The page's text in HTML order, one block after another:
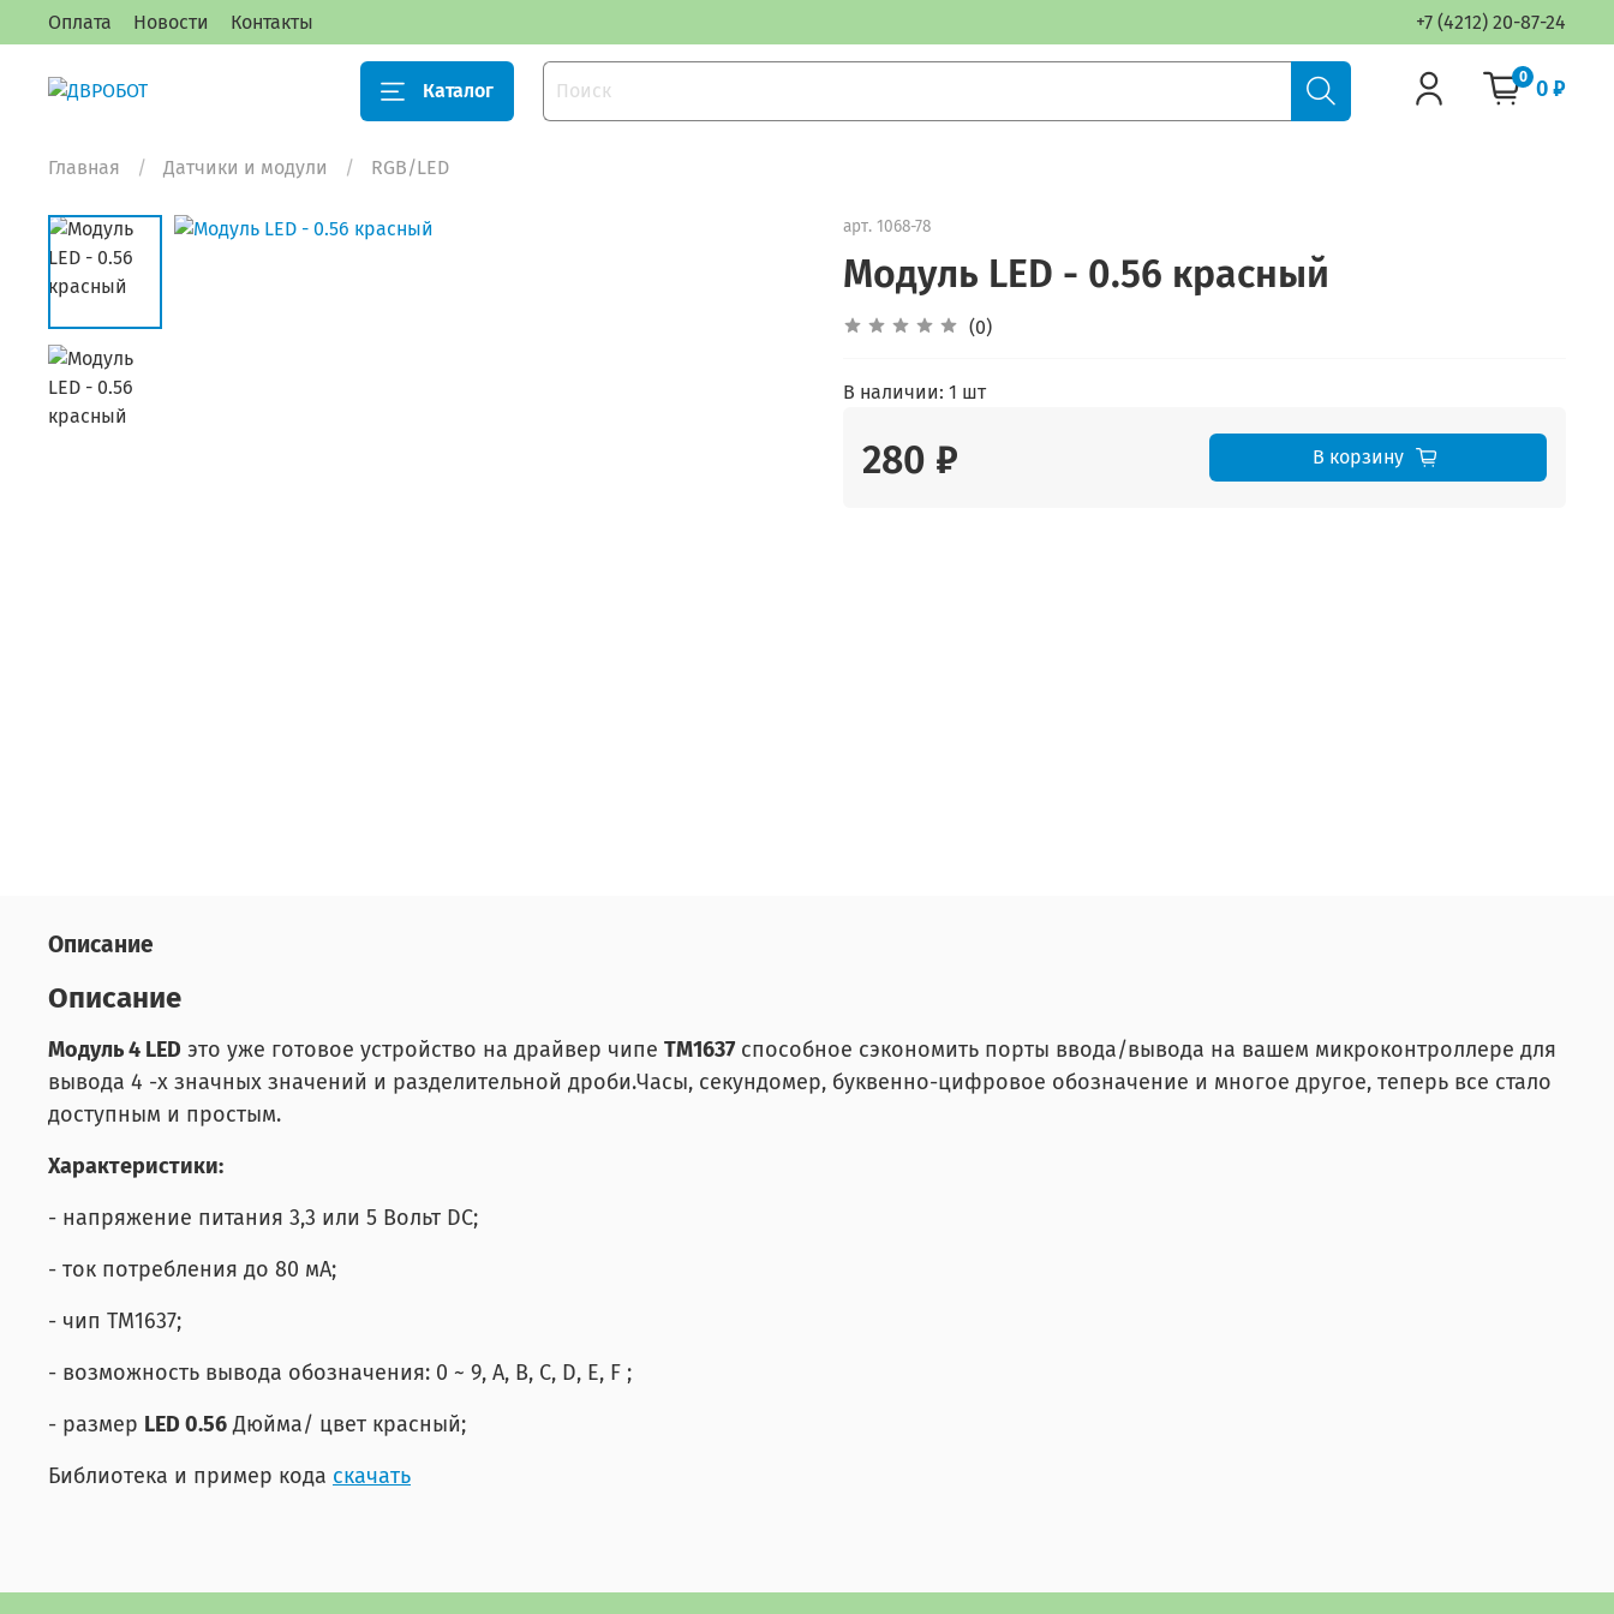
Оплата Новости Контакты +7 (4212) 20-87-24
Каталог
0 0 ₽
Главная Датчики и модули RGB/LED
арт. 1068-78
Модуль LED - 0.56 красный
(0)
В наличии: 1 шт
280 ₽ В корзину
Описание
Описание
Модуль 4 LED это уже готовое устройство на драйвер чипе ТМ1637 способное сэкономить порты ввода/вывода на вашем микроконтроллере для
вывода 4 -х значных значений и разделительной дроби.Часы, секундомер, буквенно-цифровое обозначение и многое другое, теперь все стало
доступным и простым.
Характеристики:
- напряжение питания 3,3 или 5 Вольт DC;
- ток потребления до 80 мА;
- чип ТМ1637;
- возможность вывода обозначения: 0 ~ 9, A, B, C, D, E, F ;
- размер LED 0.56Дюйма/ цвет красный;
Библиотека и пример кода скачать